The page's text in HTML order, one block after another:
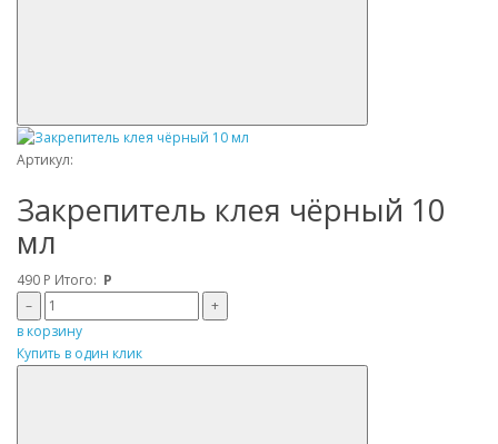
Артикул:
Закрепитель клея чёрный 10
мл
490 Р Итого: Р
–
+
в корзину
Купить в один клик